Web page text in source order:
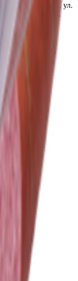
г. Брест, ул.
г. Брест, ул.